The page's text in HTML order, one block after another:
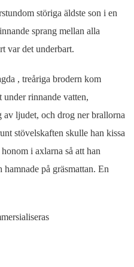
störiga äldste son i en
sprang mellan alla
var det underbart.
, treåriga brodern kom
rinnande vatten,
ljudet, och drog ner brallorna
stövelskaften skulle han kissa
i axlarna så att han
på gräsmattan. En